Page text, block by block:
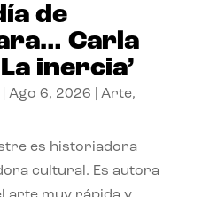
de
Carla
inercia’
Ago 6, 2026 Arte,
es historiadora
cultural. Es autora